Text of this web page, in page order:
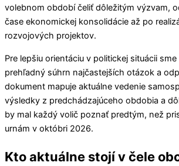
volebnom období čeliť dôležitým výzvam,
čase ekonomickej konsolidácie až po
rozvojových projektov.
Pre lepšiu orientáciu v politickej situácii
prehľadný súhrn najčastejších otázok a
dokument mapuje aktuálne vedenie
výsledky z predchádzajúceho obdobia a
by mal každý volič poznať predtým, než
urnám v októbri 2026.
Kto aktuálne stojí v čele